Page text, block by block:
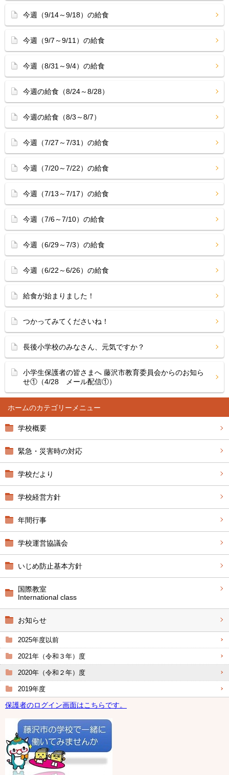
ホーム
学校概要
緊急・災害時の対応
学校だより
学校経営方針
年間行事
学校運営協議会
いじめ防止基本方針
国際教室
International class
お知らせ
2025年度以前
2021年（令和３年）度
2020年（令和２年）度
2019年度
保護者のログイン画面はこちらです。
今週（9/14～9/18）の給食
今週（9/7～9/11）の給食
今週（8/31～9/4）の給食
今週の給食（8/24～8/28）
今週の給食（8/3～8/7）
今週（7/27～7/31）の給食
今週（7/20～7/22）の給食
今週（7/13～7/17）の給食
今週（7/6～7/10）の給食
今週（6/29～7/3）の給食
今週（6/22～6/26）の給食
給食が始まりました！
つかってみてくださいね！
長後小学校のみなさん、元気ですか？
小学生保護者の皆さまへ 藤沢市教育委員会からのお知ら
せ①（4/28 メール配信①）